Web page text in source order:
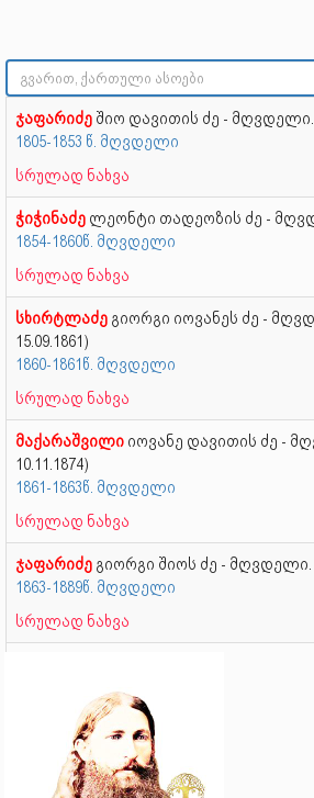
ჯაფარიძე შიო დავითის ძე - მღვდელი.
1805-1853 წ. მღვდელი
სრულად ნახვა
ჭიჭინაძე ლეონტი თადეოზის ძე -
1854-1860წ. მღვდელი
სრულად ნახვა
სხირტლაძე გიორგი იოვანეს ძე -
15.09.1861)
1860-1861წ. მღვდელი
სრულად ნახვა
მაქარაშვილი იოვანე დავითის ძე -
10.11.1874)
1861-1863წ. მღვდელი
სრულად ნახვა
ჯაფარიძე გიორგი შიოს ძე - მღვდელი.
1863-1889წ. მღვდელი
სრულად ნახვა